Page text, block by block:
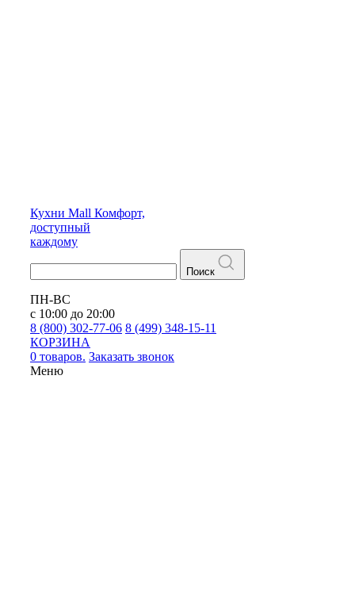
Кухни Mall Комфорт,
доступный
каждому
Поиск
ПН-ВС
с 10:00 до 20:00
8 (800) 302-77-06 8 (499) 348-15-11
КОРЗИНА
0 товаров. Заказать звонок
Меню